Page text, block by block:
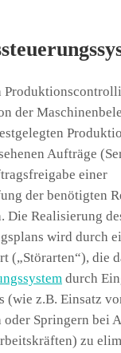
der
Aufträge
einer
der benötigten
Die Realisierung
wird durch
(„Störarten“), die
durch
(wie z.B. Einsatz
oder Springern bei
zu